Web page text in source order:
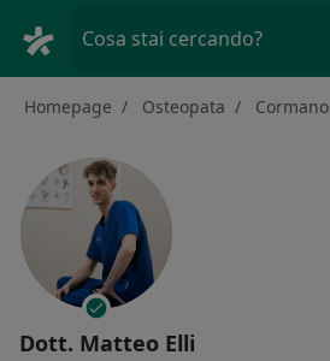
Cosa stai cercando?
Homepage Osteopata Cormano
Dott. Matteo Elli